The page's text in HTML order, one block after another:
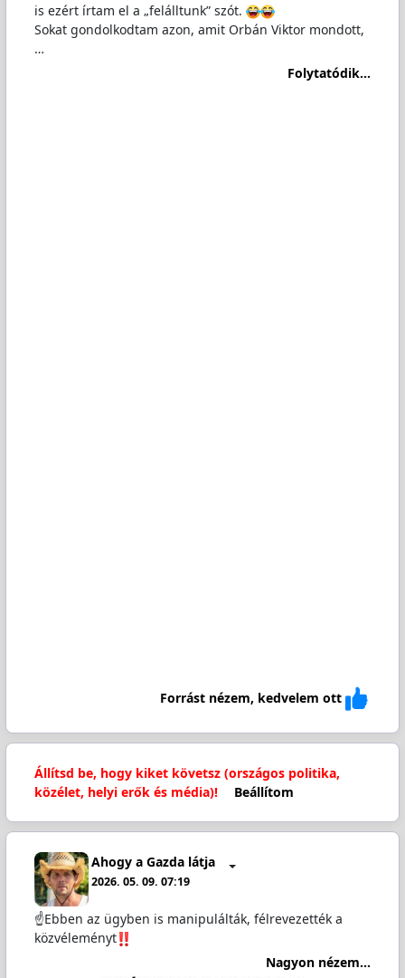
is ezért írtam el a „felálltunk” szót.
Sokat gondolkodtam azon, amit Orbán Viktor mondott,
…
Folytatódik...
Forrást nézem, kedvelem ott
Állítsd be, hogy kiket követsz (országos politika,
közélet, helyi erők és média)!
Beállítom
Ahogy a Gazda látja
2026. 05. 09. 07:19
☝️Ebben az ügyben is manipulálták, félrevezették a
közvéleményt
Nagyon nézem...